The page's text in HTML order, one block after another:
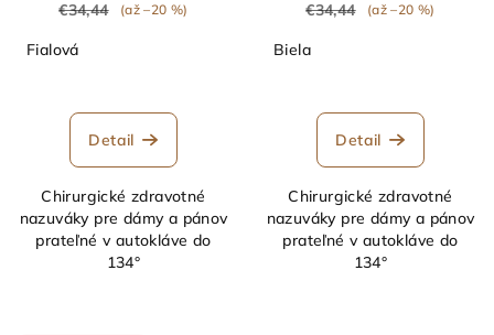
€34,44
(až –20 %)
Fialová
Detail
Chirurgické zdravotné
nazuváky pre dámy a pánov
prateľné v autokláve do
134°
€34,44
(až –20 %)
Biela
Detail
Chirurgické zdravotné
nazuváky pre dámy a pánov
prateľné v autokláve do
134°